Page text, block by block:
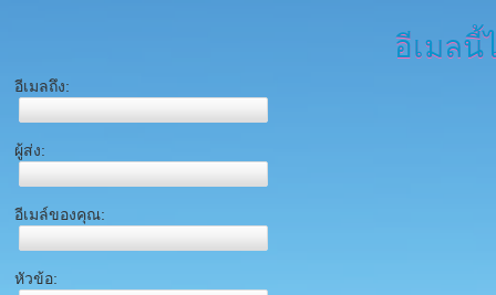
อีเมลนี้
อีเมลถึง:
ผู้ส่ง:
อีเมล์ของคุณ:
หัวข้อ: